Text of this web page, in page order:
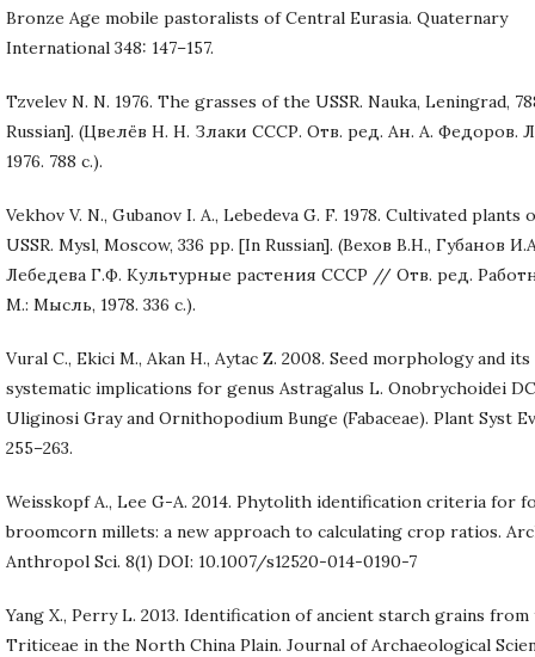
Bronze Age mobile pastoralists of Central Eurasia. Quaternary
International 348: 147–157.
Tzvelev N. N. 1976. The grasses of the USSR. Nauka, Leningrad,
Russian]. (Цвелёв Н. Н. Злаки СССР. Отв. ред. Ан. А. Федоров.
1976. 788 с.).
Vekhov V. N., Gubanov I. A., Lebedeva G. F. 1978. Cultivated plants
USSR. Mysl, Moscow, 336 pp. [In Russian]. (Вехов В.Н., Губанов
Лебедева Г.Ф. Культурные растения СССР // Отв. ред.
М.: Мысль, 1978. 336 с.).
Vural C., Ekici M., Akan H., Aytac Z. 2008. Seed morphology and its
systematic implications for genus Astragalus L. Onobrychoidei
Uliginosi Gray and Ornithopodium Bunge (Fabaceae). Plant Syst
255–263.
Weisskopf A., Lee G-A. 2014. Phytolith identification criteria for
broomcorn millets: a new approach to calculating crop ratios.
Anthropol Sci. 8(1) DOI: 10.1007/s12520-014-0190-7
Yang X., Perry L. 2013. Identification of ancient starch grains
Triticeae in the North China Plain. Journal of Archaeological